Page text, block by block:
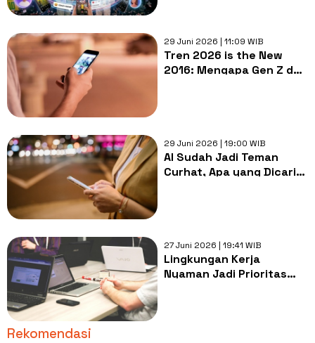
29 Juni 2026 | 11:09 WIB
Tren 2026 is the New
2016: Mengapa Gen Z dan
29 Juni 2026 | 19:00 WIB
AI Sudah Jadi Teman
Curhat, Apa yang Dicari
27 Juni 2026 | 19:41 WIB
Lingkungan Kerja
Nyaman Jadi Prioritas
Rekomendasi